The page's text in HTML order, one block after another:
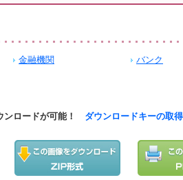
金融機関
バンク
ロードが可能！ ダウンロードキーの取得